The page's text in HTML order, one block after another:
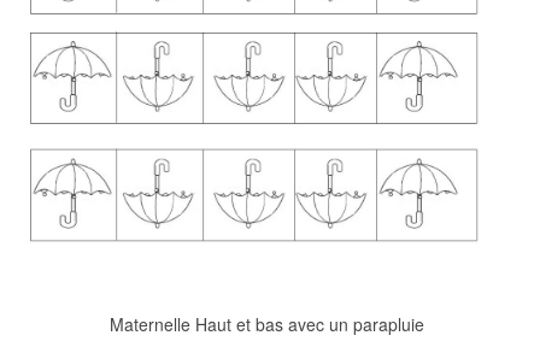
Maternelle Haut et bas avec un parapluie